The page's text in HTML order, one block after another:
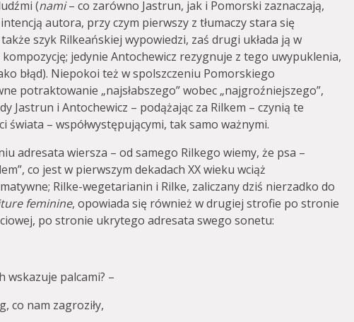
(nami– co zarówno Jastrun, jak i Pomorski zaznaczają,
autora, przy czym pierwszy z tłumaczy stara się
szyk Rilkeańskiej wypowiedzi, zaś drugi układa ją w
jedynie Antochewicz rezygnuje z tego uwypuklenia,
błąd). Niepokoi też w spolszczeniu Pomorskiego
potraktowanie „najsłabszego” wobec „najgroźniejszego”,
Jastrun i Antochewicz – podążając za Rilkem – czynią te
świata – współwystępującymi, tak samo ważnymi.
adresata wiersza – od samego Rilkego wiemy, że psa –
co jest w pierwszym dekadach XX wieku wciąż
Rilke-wegetarianin i Rilke, zaliczany dziś nierzadko do
feminine, opowiada się również w drugiej strofie po stronie
po stronie ukrytego adresata swego sonetu:
wskazuje palcami? –
co nam zagroziły,